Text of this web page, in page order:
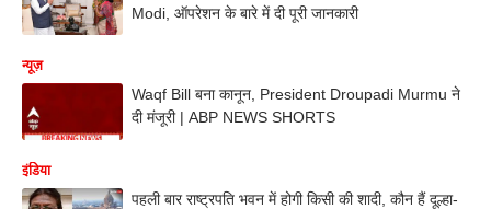
Modi, ऑपरेशन के बारे में दी पूरी जानकारी
न्यूज़
Waqf Bill बना कानून, President Droupadi Murmu ने
दी मंजूरी | ABP NEWS SHORTS
इंडिया
पहली बार राष्ट्रपति भवन में होगी किसी की शादी, कौन हैं दूल्हा-